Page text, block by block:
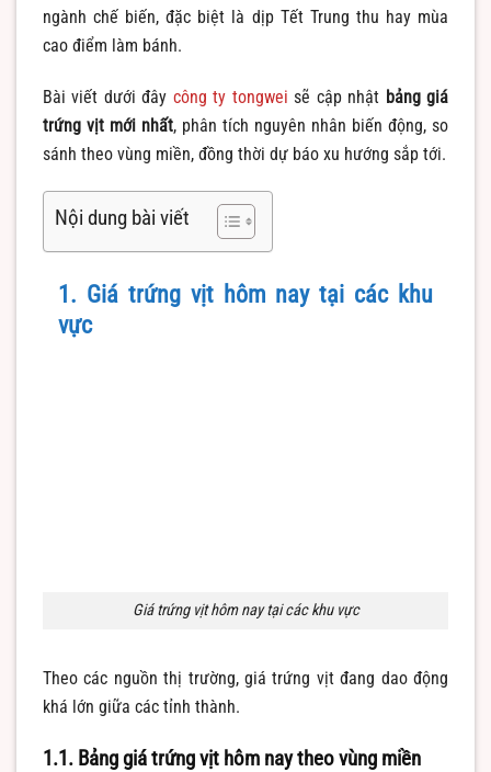
ngành chế biến, đặc biệt là dịp Tết Trung thu hay mùa
cao điểm làm bánh.
Bài viết dưới đây công ty tongwei sẽ cập nhật bảng giá
trứng vịt mới nhất, phân tích nguyên nhân biến động, so
sánh theo vùng miền, đồng thời dự báo xu hướng sắp tới.
Nội dung bài viết
1. Giá trứng vịt hôm nay tại các khu
vực
Giá trứng vịt hôm nay tại các khu vực
Theo các nguồn thị trường, giá trứng vịt đang dao động
khá lớn giữa các tỉnh thành.
1.1. Bảng giá trứng vịt hôm nay theo vùng miền